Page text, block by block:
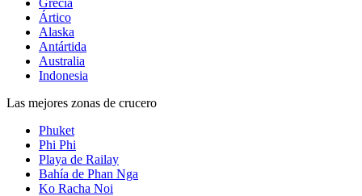
Ártico
Alaska
Antártida
Australia
Indonesia
Las mejores zonas de crucero
Phuket
Phi Phi
Playa de Railay
Bahía de Phan Nga
Ko Racha Noi